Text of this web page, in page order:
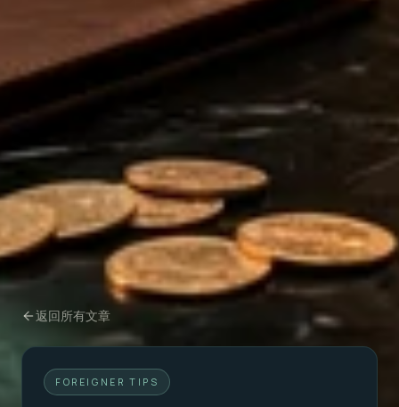
返回所有文章
FOREIGNER TIPS